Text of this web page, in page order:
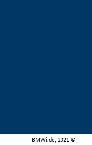
BMWi.de, 2021 ©